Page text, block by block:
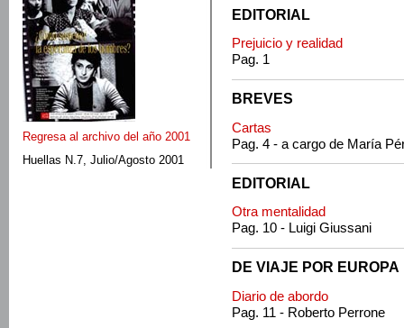
Regresa al archivo del año 2001
Huellas N.7, Julio/Agosto 2001
EDITORIAL
Prejuicio y realidad
Pag. 1
BREVES
Cartas
Pag. 4 - a cargo de María
EDITORIAL
Otra mentalidad
Pag. 10 - Luigi Giussani
DE VIAJE POR EUROPA
Diario de abordo
Pag. 11 - Roberto Perrone